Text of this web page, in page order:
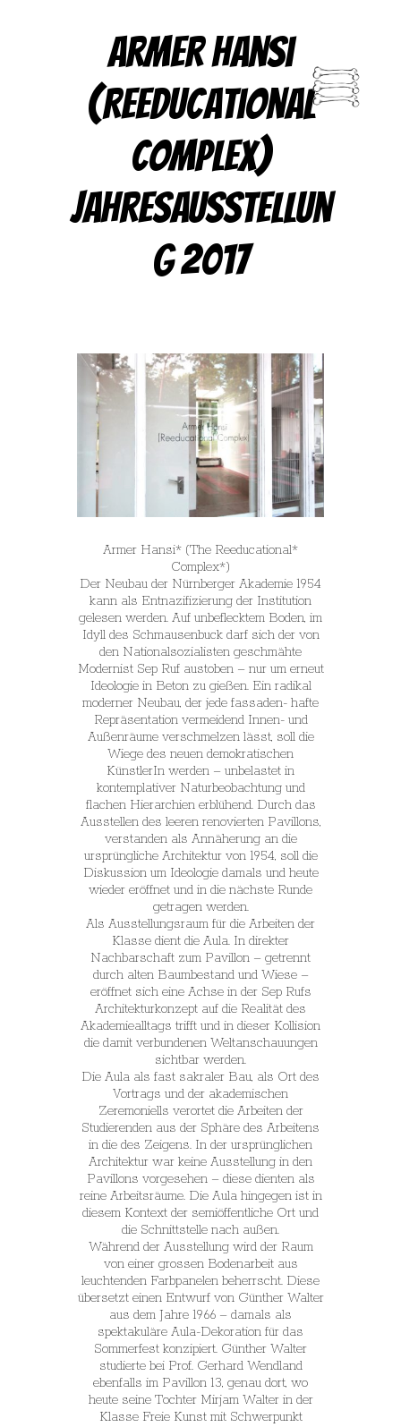
Armer Hansi
(Reeducational
Complex)
Jahresausstellun
g 2017
Armer Hansi* (The Reeducational*
Complex*)
Der Neubau der Nürnberger Akademie 1954
kann als Entnazifizierung der Institution
gelesen werden. Auf unbeflecktem Boden, im
Idyll des Schmausenbuck darf sich der von
den Nationalsozialisten geschmähte
Modernist Sep Ruf austoben – nur um erneut
Ideologie in Beton zu gießen. Ein radikal
moderner Neubau, der jede fassaden- hafte
Repräsentation vermeidend Innen- und
Außenräume verschmelzen lässt, soll die
Wiege des neuen demokratischen
KünstlerIn werden – unbelastet in
kontemplativer Naturbeobachtung und
flachen Hierarchien erblühend. Durch das
Ausstellen des leeren renovierten Pavillons,
verstanden als Annäherung an die
ursprüngliche Architektur von 1954, soll die
Diskussion um Ideologie damals und heute
wieder eröffnet und in die nächste Runde
getragen werden.
Als Ausstellungsraum für die Arbeiten der
Klasse dient die Aula. In direkter
Nachbarschaft zum Pavillon – getrennt
durch alten Baumbestand und Wiese –
eröffnet sich eine Achse in der Sep Rufs
Architekturkonzept auf die Realität des
Akademiealltags trifft und in dieser Kollision
die damit verbundenen Weltanschauungen
sichtbar werden.
Die Aula als fast sakraler Bau, als Ort des
Vortrags und der akademischen
Zeremoniells verortet die Arbeiten der
Studierenden aus der Sphäre des Arbeitens
in die des Zeigens. In der ursprünglichen
Architektur war keine Ausstellung in den
Pavillons vorgesehen – diese dienten als
reine Arbeitsräume. Die Aula hingegen ist in
diesem Kontext der semiöffentliche Ort und
die Schnittstelle nach außen.
Während der Ausstellung wird der Raum
von einer grossen Bodenarbeit aus
leuchtenden Farbpanelen beherrscht. Diese
übersetzt einen Entwurf von Günther Walter
aus dem Jahre 1966 – damals als
spektakuläre Aula-Dekoration für das
Sommerfest konzipiert. Günther Walter
studierte bei Prof. Gerhard Wendland
ebenfalls im Pavillon 13, genau dort, wo
heute seine Tochter Mirjam Walter in der
Klasse Freie Kunst mit Schwerpunkt